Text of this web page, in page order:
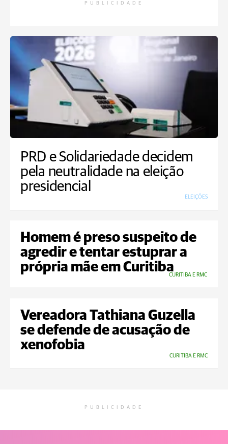
PUBLICIDADE
PRD e Solidariedade decidem
pela neutralidade na eleição
presidencial
ELEIÇÕES
Homem é preso suspeito de
agredir e tentar estuprar a
própria mãe em Curitiba
CURITIBA E RMC
Vereadora Tathiana Guzella
se defende de acusação de
xenofobia
CURITIBA E RMC
PUBLICIDADE